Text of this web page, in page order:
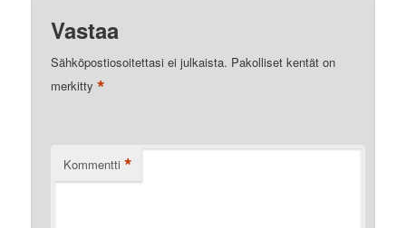
Vastaa
Sähköpostiosoitettasi ei julkaista. Pakolliset kentät on
merkitty*
Kommentti *